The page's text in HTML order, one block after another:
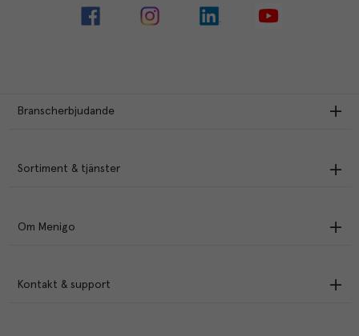
Branscherbjudande
Sortiment & tjänster
Om Menigo
Kontakt & support